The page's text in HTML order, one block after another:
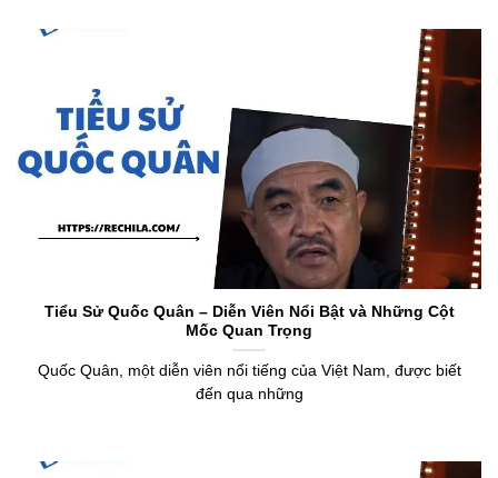
Tiểu Sử Quốc Quân – Diễn Viên Nổi Bật và Những Cột
Mốc Quan Trọng
Quốc Quân, một diễn viên nổi tiếng của Việt Nam, được biết
đến qua những